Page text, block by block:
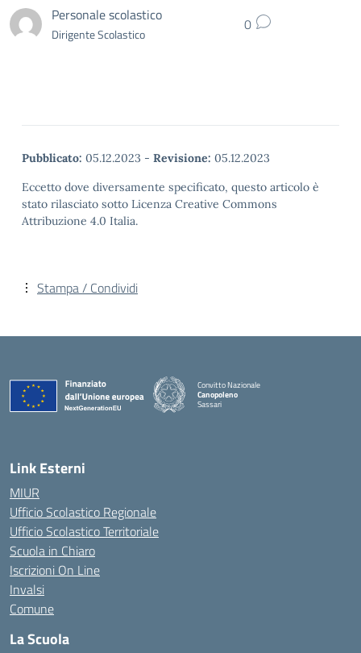
Personale scolastico
Dirigente Scolastico 0
Pubblicato: 05.12.2023 - Revisione: 05.12.2023
Eccetto dove diversamente specificato, questo articolo è
stato rilasciato sotto Licenza Creative Commons
Attribuzione 4.0 Italia.
Stampa / Condividi
Convitto Nazionale
Canopoleno
Sassari
Link Esterni
MIUR
Ufficio Scolastico Regionale
Ufficio Scolastico Territoriale
Scuola in Chiaro
Iscrizioni On Line
Invalsi
Comune
La Scuola